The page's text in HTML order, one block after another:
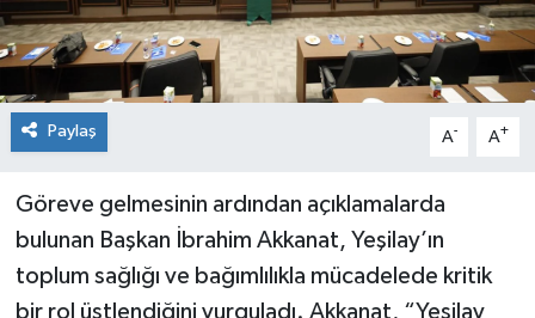
Paylaş A- A+
Göreve gelmesinin ardından açıklamalarda
bulunan Başkan İbrahim Akkanat, Yeşilay’ın
toplum sağlığı ve bağımlılıkla mücadelede kritik
bir rol üstlendiğini vurguladı. Akkanat, “Yeşilay